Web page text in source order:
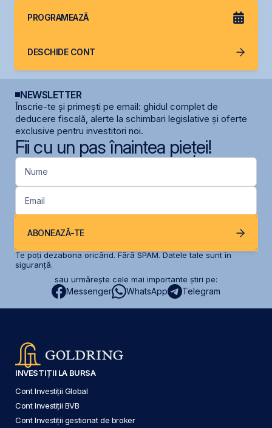
PROGRAMEAZĂ
DESCHIDE CONT
NEWSLETTER
Înscrie-te și primești pe email: ghidul complet de
deducere fiscală, alerte la schimbari legislative și oferte
exclusive pentru investitori noi.
Fii cu un pas înaintea pieței!
Nume
Email
ABONEAZĂ-TE
Te poți dezabona oricând. Fără SPAM. Datele tale sunt în
siguranță.
sau urmărește cele mai importante știri pe:
Messenger WhatsApp Telegram
INVESTIȚII LA BURSA
Cont Investiții Global
Cont Investiții BVB
Cont Investiții gestionat de broker